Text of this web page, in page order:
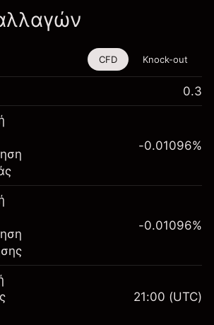
εργαλείο είναι
διαπραγμάτευση μέσω CFDs
σχετικά με:
CFD Knock-out
0.3
Η επένδυσή
$1,000.00
-0.01096%
-0.01096%
21:00 (UTC)